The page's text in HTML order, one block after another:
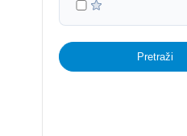
Pretraži